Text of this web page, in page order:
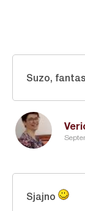
Suzo,
Sjajno